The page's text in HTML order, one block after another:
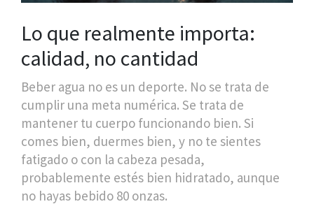
Lo que realmente importa:
calidad, no cantidad
Beber agua no es un deporte. No se trata de
cumplir una meta numérica. Se trata de
mantener tu cuerpo funcionando bien. Si
comes bien, duermes bien, y no te sientes
fatigado o con la cabeza pesada,
probablemente estés bien hidratado, aunque
no hayas bebido 80 onzas.